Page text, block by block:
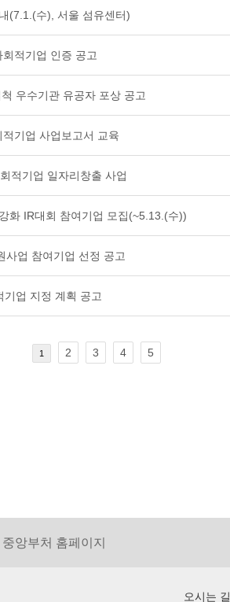
(7.1.(수), 서울 섬유센터)
적기업 인증 공고
우수기관 유공자 포상 공고
기업 사업보고서 교육
적기업 일자리창출 사업
화 IR대회 참여기업 모집(~5.13.(수))
사업 참여기업 선정 공고
업 지정 계획 공고
1 2 3 4 5
앙부처 홈페이지
오시는 길